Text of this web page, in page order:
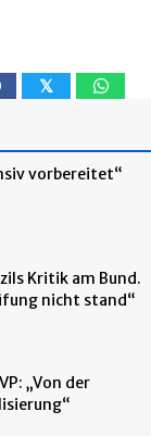
𝕏
vorbereitet“
Kritik am Bund.
nicht stand“
„Von der